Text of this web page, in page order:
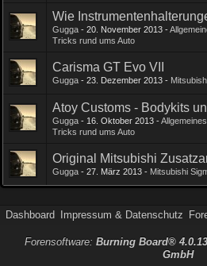
Wie
Gugga - 20. November 2013 -
Tricks rund ums Auto
Carisma GT Evo VII
Gugga - 23. Dezember 2013 -
Atoy Customs - Bodykits
Gugga - 16. Oktober 2013 -
Tricks rund ums Auto
Original Mitsubishi
Gugga - 27. März 2013 - Mitsubishi
Dashboard Impressum & Datenschutz
Forensoftware: Burning Board® 4.0.13
GmbH